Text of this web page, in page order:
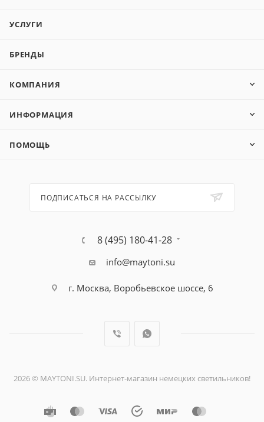
УСЛУГИ
БРЕНДЫ
КОМПАНИЯ
ИНФОРМАЦИЯ
ПОМОЩЬ
ПОДПИСАТЬСЯ НА РАССЫЛКУ
8 (495) 180-41-28
info@maytoni.su
г. Москва, Воробьевское шоссе, 6
2026 © MAYTONI.SU. Интернет-магазин немецких светильников!